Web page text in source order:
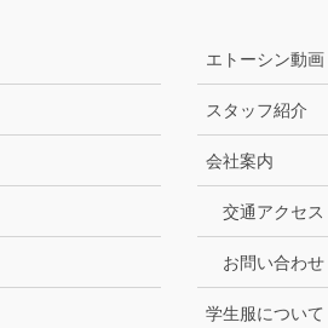
エトーシン動画
スタッフ紹介
会社案内
交通アクセス
お問い合わせ
学生服について